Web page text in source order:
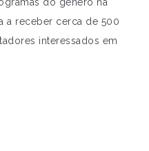
a receber cerca de 500
interessados em